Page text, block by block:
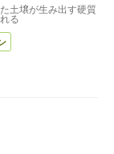
土壌が生み出す硬質
る